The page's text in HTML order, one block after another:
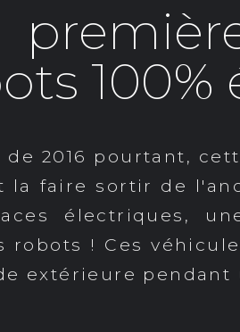
100%
de 2016 pourtant,
la faire sortir de
électriques,
robots ! Ces
extérieure pendant